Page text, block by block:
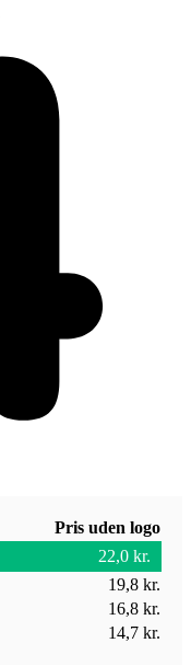
Pris uden logo
22,0 kr.
19,8 kr.
16,8 kr.
14,7 kr.